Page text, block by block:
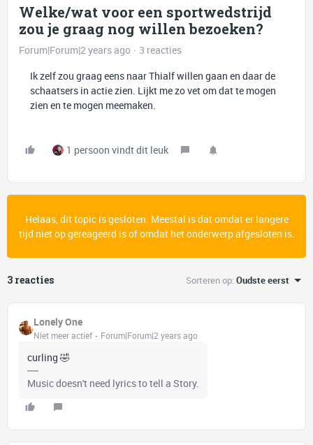
Welke/wat voor een sportwedstrijd
zou je graag nog willen bezoeken?
Forum|Forum|2 years ago
3 reacties
Ik zelf zou graag eens naar Thialf willen gaan en daar de
schaatsers in actie zien. Lijkt me zo vet om dat te mogen
zien en te mogen meemaken.
1 persoon vindt dit leuk
Helaas, dit topic is gesloten. Meestal is dat omdat er langere
tijd niet op gereageerd is of omdat het onderwerp afgesloten is.
3 reacties Sorteren op:Oudste eerst
Lonely One
Niet meer actief Forum|Forum|2 years ago
curling 🤣
Music doesn't need lyrics to tell a Story.